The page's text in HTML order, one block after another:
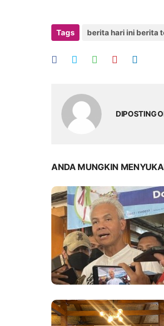
Tags berita hari ini berita
DIPOSTING
ANDA MUNGKIN